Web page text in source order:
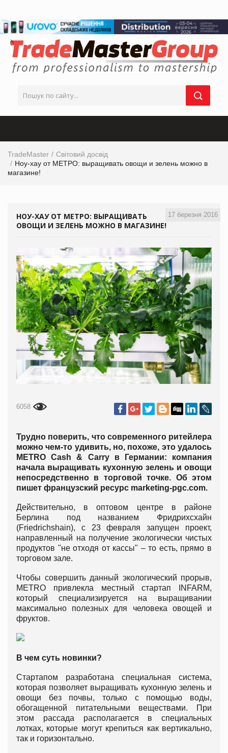
TradeMaster
Світовий досвід
Ноу-хау от МЕТРО: выращивать овощи и зелень можно в
магазине!
17 березня 2016
НОУ-ХАУ ОТ МЕТРО: ВЫРАЩИВАТЬ
ОВОЩИ И ЗЕЛЕНЬ МОЖНО В МАГАЗИНЕ!
6058
Трудно поверить, что современного ритейлера
можно чем-то удивить, но, похоже, это удалось
METRO Cash & Carry в Германии: компания
начала выращивать кухонную зелень и овощи
непосредственно в торговой точке. Об этом
пишет французский ресурс marketing-pgc.com.
Действительно, в оптовом центре в районе
Берлина под названием Фридрихсхайн
(Friedrichshain), с 23 февраля запущен проект,
направленный на получение экологически чистых
продуктов "не отходя от кассы" – то есть, прямо в
торговом зале.
Чтобы совершить данный экологический прорыв,
METRO привлекла местный стартап INFARM,
который специализируется на выращивании
максимально полезных для человека овощей и
фруктов.
В чем суть новинки?
Стартапом разработана специальная система,
которая позволяет выращивать кухонную зелень и
овощи без почвы, только с помощью воды,
обогащенной питательными веществами. При
этом рассада располагается в специальных
лотках, которые могут крепиться как вертикально,
так и горизонтально.